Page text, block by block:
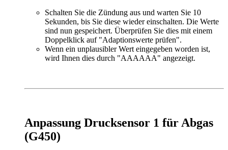
Schalten Sie die Zündung aus und warten Sie 10
Sekunden, bis Sie diese wieder einschalten. Die Werte
sind nun gespeichert. Überprüfen Sie dies mit einem
Doppelklick auf "Adaptionswerte prüfen".
Wenn ein unplausibler Wert eingegeben worden ist,
wird Ihnen dies durch "AAAAAA" angezeigt.
Anpassung Drucksensor 1 für Abgas
(G450)